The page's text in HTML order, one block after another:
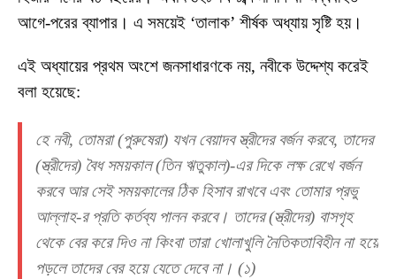
আগে-পরের ব্যাপার। এ সময়েই ‘তালাক’ শীর্ষক অধ্যায় সৃষ্টি হয়।
এই অধ্যায়ের প্রথম অংশে জনসাধারণকে নয়, নবীকে উদ্দেশ্য করেই
বলা হয়েছে:
হে নবী, তোমরা (পুরুষেরা) যখন বেয়াদব স্ত্রীদের বর্জন করবে, তাদের
(স্ত্রীদের) বৈধ সময়কাল (তিন ঋতুকাল)-এর দিকে লক্ষ রেখে বর্জন
করবে আর সেই সময়কালের ঠিক হিসাব রাখবে এবং তোমার প্রভু
আল্লাহ-র প্রতি কর্তব্য পালন করবে। তাদের (স্ত্রীদের) বাসগৃহ
থেকে বের করে দিও না কিংবা তারা খোলাখুলি নৈতিকতাবিহীন না হয়ে
পড়লে তাদের বের হয়ে যেতে দেবে না। (১)